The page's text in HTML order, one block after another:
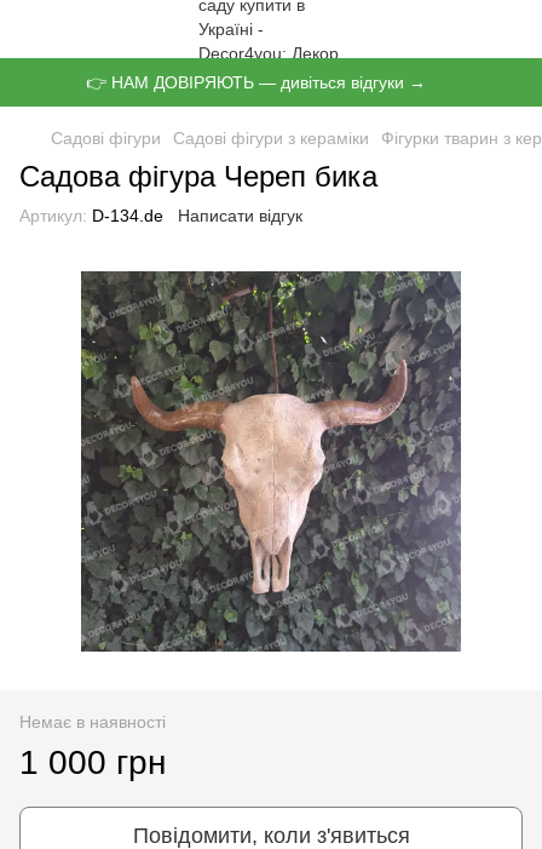
👉 НАМ ДОВІРЯЮТЬ — дивіться відгуки →
Садові фігури Садові фігури з кераміки Фігурки тварин з
Садова фігура Череп бика
Артикул: D-134.de Написати відгук
Немає в наявності
1 000 грн
Повідомити, коли з'явиться